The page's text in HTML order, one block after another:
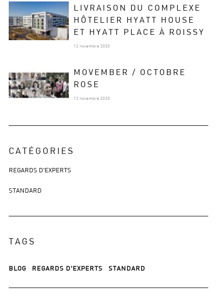
LIVRAISON DU COMPLEXE
HÔTELIER HYATT HOUSE
ET HYATT PLACE À ROISSY
12 novembre 2020
MOVEMBER / OCTOBRE
ROSE
12 novembre 2020
CATÉGORIES
REGARDS D'EXPERTS
STANDARD
TAGS
BLOG REGARDS D'EXPERTS STANDARD